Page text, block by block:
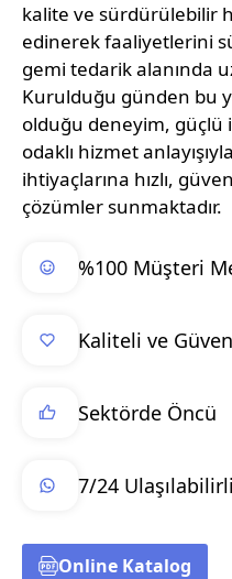
kalite ve sürdürülebilir
edinerek faaliyetlerini
gemi tedarik alanında
Kurulduğu günden bu
olduğu deneyim, güçlü
odaklı hizmet
ihtiyaçlarına hızlı,
çözümler sunmaktadır.
%100 Müşteri
Kaliteli ve
Sektörde Öncü
7/24
Online Katalog